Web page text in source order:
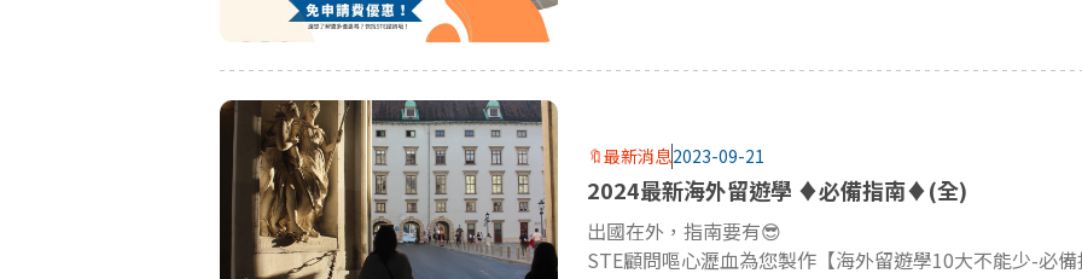
🔖最新消息2023-09-21
2024最新海外留遊學 ♦必備指南♦(全)
出國在外，指南要有😎
STE顧問嘔心瀝血為您製作【海外留遊學10大不能少-必